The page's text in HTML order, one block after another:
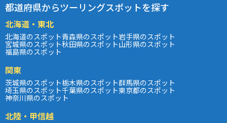
都道府県からツーリングスポットを探す
北海道・東北
北海道のスポット青森県のスポット岩手県のスポット
宮城県のスポット秋田県のスポット山形県のスポット
福島県のスポット
関東
茨城県のスポット栃木県のスポット群馬県のスポット
埼玉県のスポット千葉県のスポット東京都のスポット
神奈川県のスポット
北陸・甲信越